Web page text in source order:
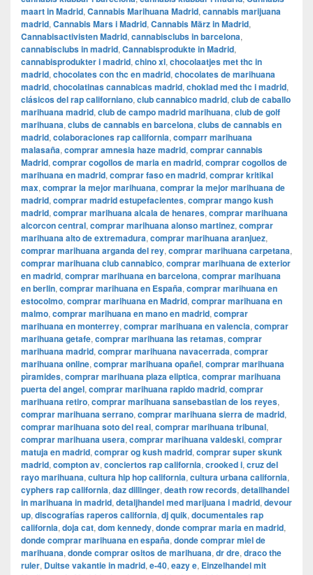
maart in Madrid, Cannabis Marihuana Madrid, cannabis marijuana
madrid, Cannabis Mars i Madrid, Cannabis März in Madrid,
Cannabisactivisten Madrid, cannabisclubs in barcelona,
cannabisclubs in madrid, Cannabisprodukte in Madrid,
cannabisprodukter i madrid, chino xl, chocolaatjes met thc in
madrid, chocolates con thc en madrid, chocolates de marihuana
madrid, chocolatinas cannabicas madrid, choklad med thc i madrid,
clásicos del rap californiano, club cannabico madrid, club de caballo
marihuana madrid, club de campo madrid marihuana, club de golf
marihuana, clubs de cannabis en barcelona, clubs de cannabis en
madrid, colaboraciones rap california, comparr marihuana
malasaña, comprar amnesia haze madrid, comprar cannabis
Madrid, comprar cogollos de maria en madrid, comprar cogollos de
marihuana en madrid, comprar faso en madrid, comprar kritikal
max, comprar la mejor marihuana, comprar la mejor marihuana de
madrid, comprar madrid estupefacientes, comprar mango kush
madrid, comprar marihuana alcala de henares, comprar marihuana
alcorcon central, comprar marihuana alonso martinez, comprar
marihuana alto de extremadura, comprar marihuana aranjuez,
comprar marihuana arganda del rey, comprar marihuana carpetana,
comprar marihuana club cannabico, comprar marihuana de exterior
en madrid, comprar marihuana en barcelona, comprar marihuana
en berlin, comprar marihuana en España, comprar marihuana en
estocolmo, comprar marihuana en Madrid, comprar marihuana en
malmo, comprar marihuana en mano en madrid, comprar
marihuana en monterrey, comprar marihuana en valencia, comprar
marihuana getafe, comprar marihuana las retamas, comprar
marihuana madrid, comprar marihuana navacerrada, comprar
marihuana online, comprar marihuana opañel, comprar marihuana
pìramides, comprar marihuana plaza eliptica, comprar marihuana
puerta del angel, comprar marihuana rapido madrid, comprar
marihuana retiro, comprar marihuana sansebastian de los reyes,
comprar marihuana serrano, comprar marihuana sierra de madrid,
comprar marihuana soto del real, comprar marihuana tribunal,
comprar marihuana usera, comprar marihuana valdeski, comprar
matuja en madrid, comprar og kush madrid, comprar super skunk
madrid, compton av, conciertos rap california, crooked i, cruz del
rayo marihuana, cultura hip hop california, cultura urbana california,
cyphers rap california, daz dillinger, death row records, detailhandel
in marihuana in madrid, detaljhandel med marijuana i madrid, devour
up, discografías raperos california, dj quik, documentales rap
california, doja cat, dom kennedy, donde comprar maria en madrid,
donde comprar marihuana en españa, donde comprar miel de
marihuana, donde comprar ositos de marihuana, dr dre, draco the
ruler, Duitse vakantie in madrid, e-40, eazy e, Einzelhandel mit